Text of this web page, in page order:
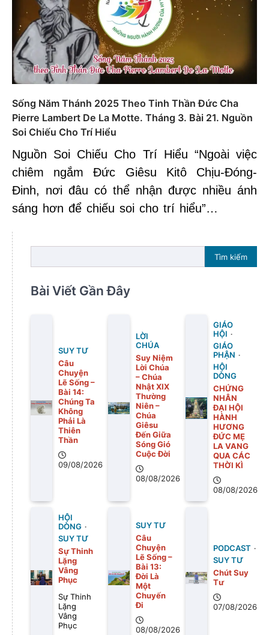
Sống Năm Thánh 2025 Theo Tinh Thần Đức Cha
Pierre Lambert De La Motte. Tháng 3. Bài 21. Nguồn
Soi Chiếu Cho Trí Hiểu
Nguồn Soi Chiếu Cho Trí Hiểu “Ngoài việc
chiêm ngắm Đức Giêsu Kitô Chịu-Đóng-
Đinh, nơi đâu có thể nhận được nhiều ánh
sáng hơn để chiếu soi cho trí hiểu”…
Tìm kiếm
Bài Viết Gần Đây
SUY TƯ
Câu
Chuyện
Lẽ Sống –
Bài 14:
Chúng Ta
Không
Phải Là
Thiên
Thần
09/08/2026
LỜI
CHÚA
Suy Niệm
Lời Chúa
– Chúa
Nhật XIX
Thường
Niên –
Chúa
Giêsu
Đến Giữa
Sóng Gió
Cuộc Đời
08/08/2026
GIÁO
HỘI
GIÁO
PHẬN
HỘI
DÒNG
CHỨNG
NHÂN
ĐẠI HỘI
HÀNH
HƯƠNG
ĐỨC MẸ
LA VANG
QUA CÁC
THỜI KÌ
08/08/2026
HỘI
DÒNG
SUY TƯ
Sự Thinh
Lặng
Vâng
Phục
Sự Thinh
Lặng
Vâng
Phục
SUY TƯ
Câu
Chuyện
Lẽ Sống –
Bài 13:
Ðời Là
Một
Chuyến
Ði
08/08/2026
PODCAST
SUY TƯ
Chút Suy
Tư
07/08/2026